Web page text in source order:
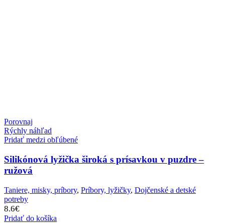
Porovnaj
Rýchly náhľad
Pridať medzi obľúbené
Silikónová lyžička široká s prísavkou v puzdre –
ružová
Taniere, misky, príbory, Príbory, lyžičky, Dojčenské a detské
potreby
8.6€
Pridať do košíka